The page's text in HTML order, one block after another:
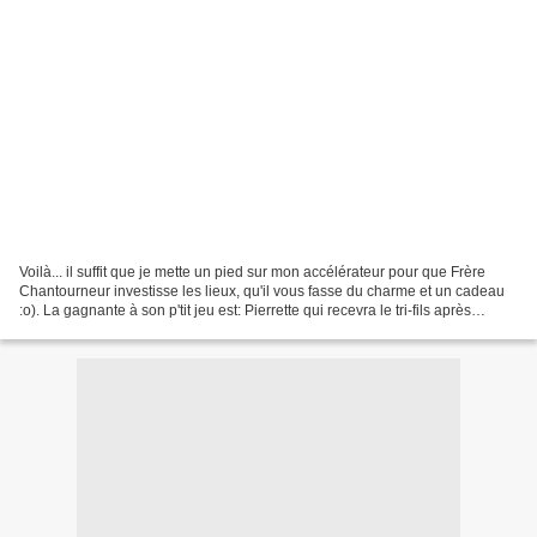
Voilà... il suffit que je mette un pied sur mon accélérateur pour que Frère
Chantourneur investisse les lieux, qu'il vous fasse du charme et un cadeau
:o). La gagnante à son p'tit jeu est: Pierrette qui recevra le tri-fils après